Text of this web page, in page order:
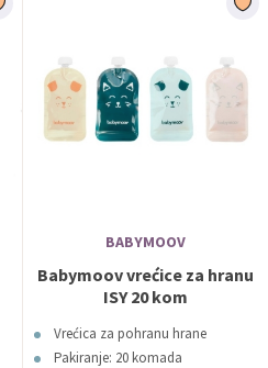
BABYMOOV
Babymoov vrećice za hranu
ISY 20 kom
Vrećica za pohranu hrane
Pakiranje: 20 komada